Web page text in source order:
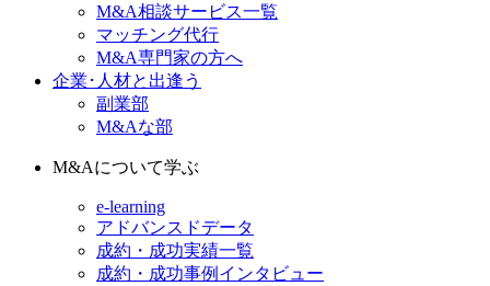
M&A相談サービス一覧
マッチング代行
M&A専門家の方へ
企業･人材と出逢う
副業部
M&Aな部
M&Aについて学ぶ
e-learning
アドバンスドデータ
成約・成功実績一覧
成約・成功事例インタビュー